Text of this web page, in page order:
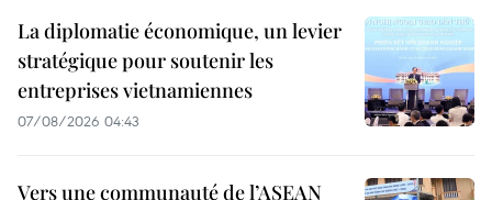
La diplomatie économique, un levier
stratégique pour soutenir les
entreprises vietnamiennes
07/08/2026 04:43
Vers une communauté de l’ASEAN